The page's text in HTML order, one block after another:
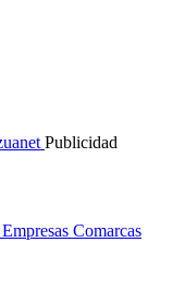
Publicidad
Empresas Comarcas